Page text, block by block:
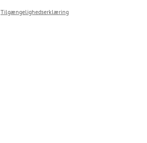
Tilgængelighedserklæring